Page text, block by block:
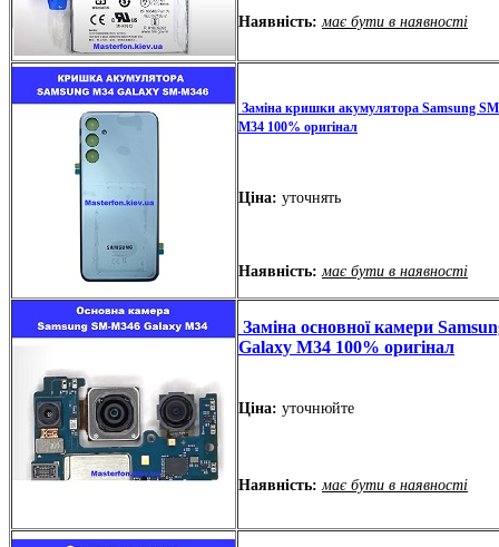
Наявність: має бути в наявності
Заміна кришки акумулятора Samsung
M34 100% оригінал
Ціна: уточнять
Наявність: має бути в наявності
Заміна основної камери
Galaxy M34 100% оригінал
Ціна: уточнюйте
Наявність: має бути в наявності